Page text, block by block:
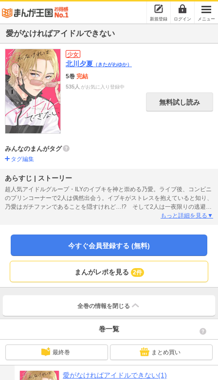
新規登録 ログイン メニュー
愛がなければアイドルできない
少女
北川夕夏 （きたがわゆか）
5巻 完結
535人 がお気に入り登録中
無料試し読み
みんなのまんがタグ
タグ編集
あらすじ | ストーリー
超人気アイドルグループ・ILYのイブキを神と崇める乃愛。ライブ後、コンビニ
のプリンコーナーで2人は偶然出会う。イブキがストレスを抱えていると知り、
乃愛はガチファンであることを隠すけれど…!? そして2人は一夜限りの逃避行
へーー!! オタクの愛で恐縮ですが、今日から神アイドルの特別な存在になりま
もっと詳細を見る▼
今すぐ会員登録する (無料)
まんがレポを見る 2件
全巻の情報を 閉じる
巻一覧
最終巻 まとめ買い
愛がなければアイドルできない(1)